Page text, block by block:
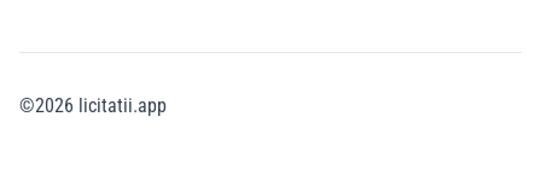
©2026 licitatii.app